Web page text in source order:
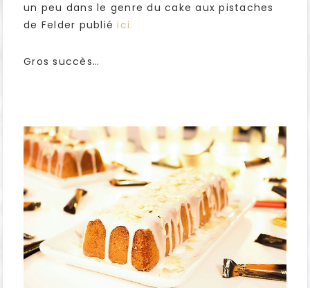
un peu dans le genre du cake aux pistaches
de Felder publiéici.
Gros succès…